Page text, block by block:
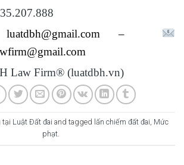
–
Law Firm® (luatdbh.vn)
tại Luật Đất đai and tagged lấn chiếm đất đai, Mức
phạt.